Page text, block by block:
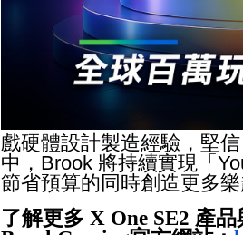
戲硬體設計製造經驗，堅
中， Brook 將持續實現「
節省預算的同時創造更多
了解更多 X One SE2 產品